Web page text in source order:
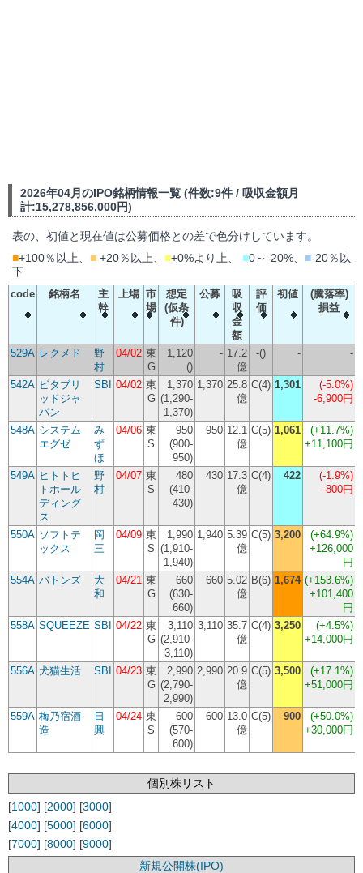
2026年04月のIPO銘柄情報一覧 (件数:9件 / 吸収金額月
計:15,278,856,000円)
表の、初値と現在値は公募価格との差で色分けしています。
■+100％以上、 ■ +20％以上、 ■+0%より上、 ■0～-20%、 ■-20％以
下
code 銘柄名
主
幹
上場 市
場
想定
(仮条
件)
公募
吸
収
金
額
評
価
初値
(騰落率)
損益
529A レクメド
野
村
04/02 東
G
1,120
()
- 17.2
億
-() - -
542A ビタブリ
ッドジャ
パン
SBI 04/02 東
G
1,370
(1,290-
1,370)
1,370 25.8
億
C(4) 1,301 (-5.0%)
-6,900円
548A システム
エグゼ
み
ず
ほ
04/06 東
S
950
(900-
950)
950 12.1
億
C(5) 1,061 (+11.7%)
+11,100円
549A ヒトトヒ
トホール
ディング
ス
野
村
04/07 東
S
480
(410-
430)
430 17.3
億
C(4) 422 (-1.9%)
-800円
550A ソフトテ
ックス
岡
三
04/09 東
S
1,990
(1,910-
1,940)
1,940 5.39
億
C(5) 3,200 (+64.9%)
+126,000
円
554A バトンズ
大
和
04/21 東
G
660
(630-
660)
660 5.02
億
B(6) 1,674 (+153.6%)
+101,400
円
558A SQUEEZE SBI 04/22 東
G
3,110
(2,910-
3,110)
3,110 35.7
億
C(4) 3,250 (+4.5%)
+14,000円
556A 犬猫生活 SBI 04/23 東
G
2,990
(2,790-
2,990)
2,990 20.9
億
C(5) 3,500 (+17.1%)
+51,000円
559A 梅乃宿酒
造
日
興
04/24 東
S
600
(570-
600)
600 13.0
億
C(5) 900 (+50.0%)
+30,000円
個別株リスト
[1000] [2000] [3000]
[4000] [5000] [6000]
[7000] [8000] [9000]
新規公開株(IPO)